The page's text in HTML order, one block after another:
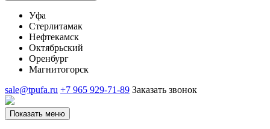
Уфа
Стерлитамак
Нефтекамск
Октябрьский
Оренбург
Магнитогорск
sale@tpufa.ru +7 965 929-71-89 Заказать звонок
Показать меню